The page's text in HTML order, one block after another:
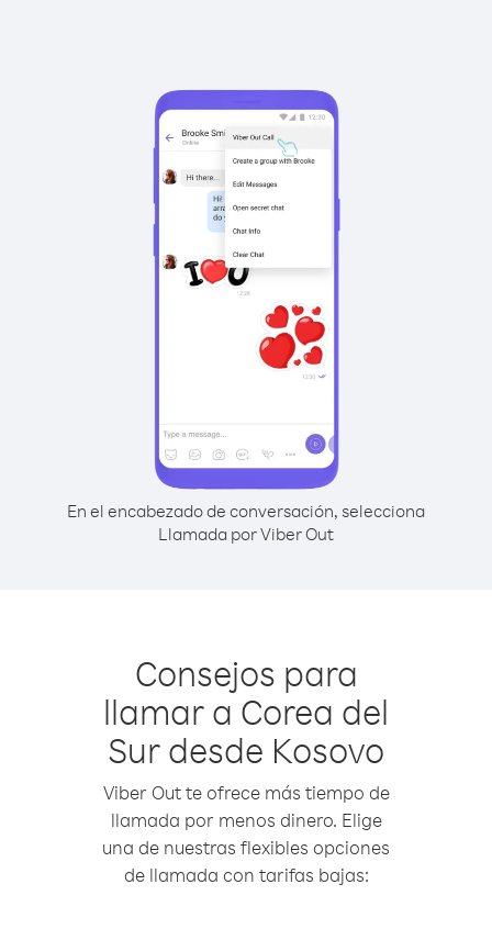
En el encabezado de conversación, selecciona
Llamada por Viber Out
Consejos para
llamar a Corea del
Sur desde Kosovo
Viber Out te ofrece más tiempo de
llamada por menos dinero. Elige
una de nuestras flexibles opciones
de llamada con tarifas bajas: